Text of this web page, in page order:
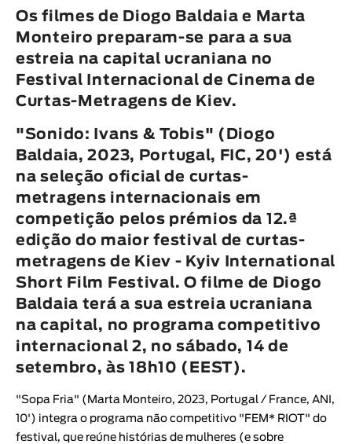
Animar
DURAÇÃO
< / >
Animação
Experimental
Documentário
Os filmes de Diogo Baldaia e Marta
Monteiro preparam-se para a sua
estreia na capital ucraniana no
Festival Internacional de Cinema de
Curtas-Metragens de Kiev.
"Sonido: Ivans & Tobis" ( Diogo
Baldaia, 2023, Portugal, FIC, 20') está
na seleção oficial de curtas-
metragens internacionais em
competição pelos prémios da 12.ª
edição do maior festival de curtas-
metragens de Kiev - Kyiv International
Short Film Festival. O filme de Diogo
Baldaia terá a sua estreia ucraniana
na capital, no programa competitivo
internacional 2, no sábado, 14 de
setembro, às 18h10 (EEST).
"Sopa Fria" ( Marta Monteiro, 2023, Portugal / France, ANI,
10') integra o programa não competitivo " FEM* RIOT" do
festival, que reúne histórias de mulheres (e sobre